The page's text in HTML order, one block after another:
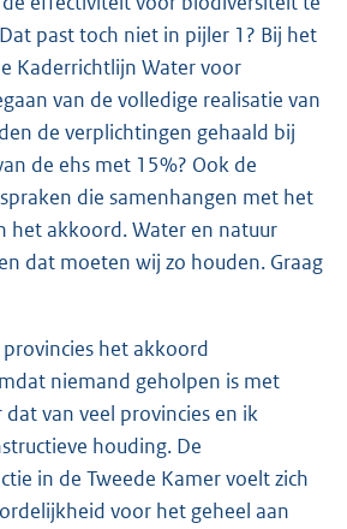
past toch niet in pijler 1? Bij het
Kaderrichtlijn Water voor
van de volledige realisatie van
de verplichtingen gehaald bij
de ehs met 15%? Ook de
die samenhangen met het
het akkoord. Water en natuur
dat moeten wij zo houden. Graag
het akkoord
niemand geholpen is met
van veel provincies en ik
houding. De
in de Tweede Kamer voelt zich
voor het geheel aan